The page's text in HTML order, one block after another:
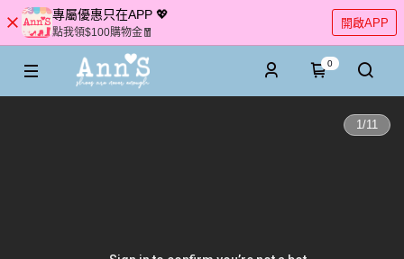
專屬優惠只在APP 💖
點我領$100購物金🧧
開啟APP
0
1/11